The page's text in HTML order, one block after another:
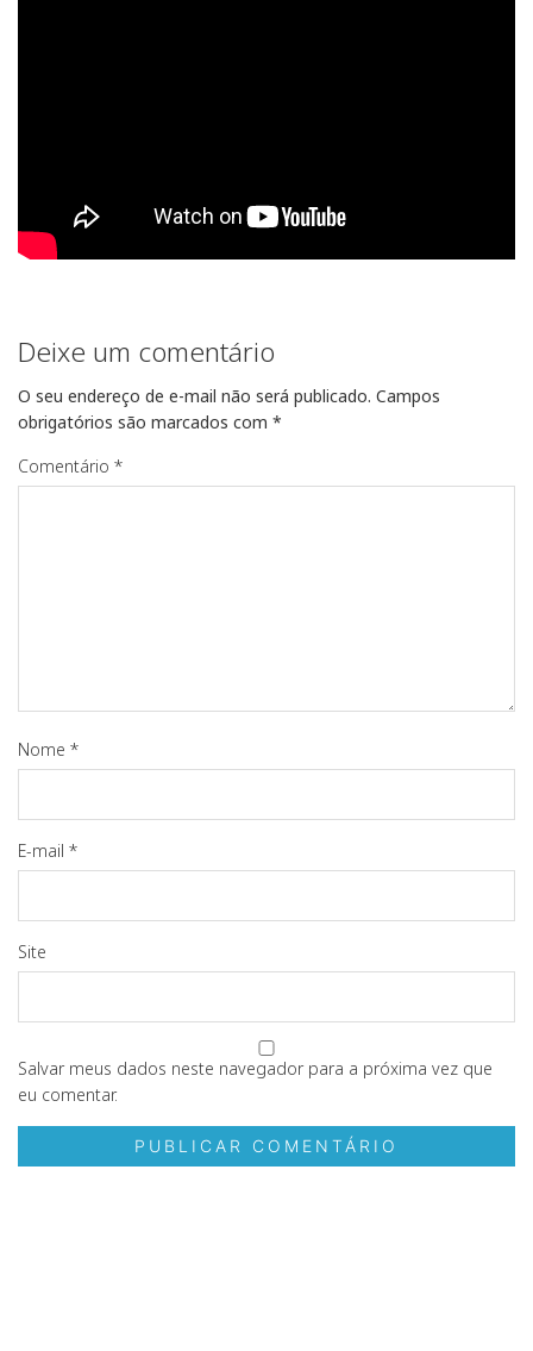
Deixe um comentário
O seu endereço de e-mail não será publicado. Campos
obrigatórios são marcados com *
Comentário *
Nome *
E-mail *
Site
Salvar meus dados neste navegador para a próxima vez que
eu comentar.